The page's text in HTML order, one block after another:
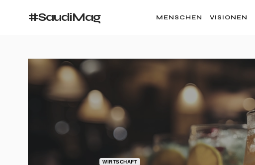
#SaudiMag MENSCHEN VISIONEN
WIRTSCHAFT